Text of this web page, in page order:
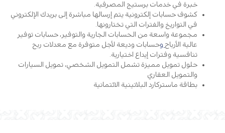
خبرة في خدمات برستيج المصرفية.
كشوف حسابات إلكترونية يتم إرسالها مباشرة إلى بريدك الإلكتروني
في التواريخ والفترات التي تختارونها.
مجموعة واسعة من الحسابات الجارية والتوفير، حسابات توفير
عالية الأرباح وحسابات وديعة لأجل متوفرة مع معدلات ربح
تنافسية وفترات إيداع اختيارية.
حلول تمويل مميزة تشمل التمويل الشخصي، تمويل السيارات
والتمويل العقاري
بطاقة ماستركارد البلاتينية الائتمانية